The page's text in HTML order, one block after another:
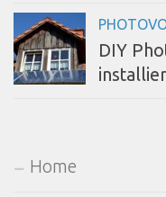
DIY
Home